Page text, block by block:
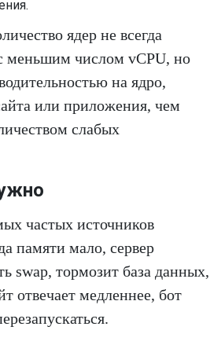
ядер не всегда
меньшим числом vCPU, но
на ядро,
или приложения, чем
слабых
частых источников
памяти мало, сервер
swap, тормозит база данных,
отвечает медленнее, бот